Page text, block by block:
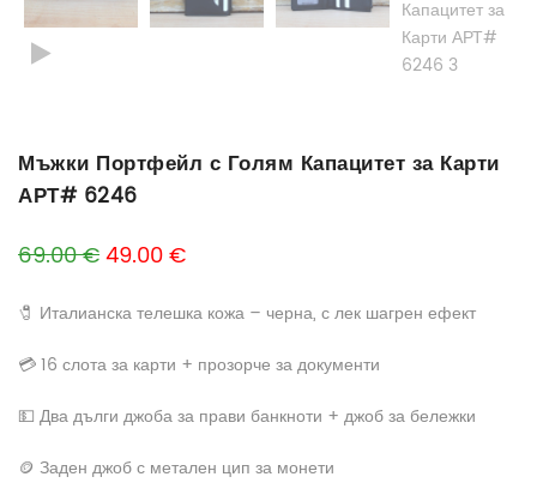
Мъжки Портфейл с Голям Капацитет за Карти
АРТ# 6246
69.00€Original price was: 69.00 €.
49.00€Текущата цена е: 49.00 €.
🧷 Италианска телешка кожа – черна, с лек шагрен ефект
💳 16 слота за карти + прозорче за документи
💵 Два дълги джоба за прави банкноти + джоб за бележки
🪙 Заден джоб с метален цип за монети